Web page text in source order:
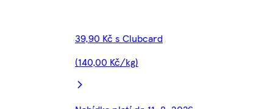
39,90 Kč s Clubcard
(140,00 Kč/kg)